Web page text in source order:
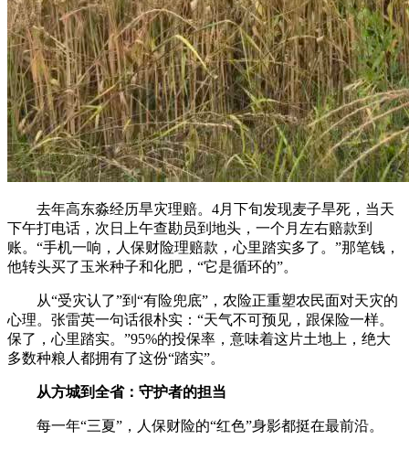
去年高东淼经历旱灾理赔。4月下旬发现麦子旱死，当天
下午打电话，次日上午查勘员到地头，一个月左右赔款到
账。“手机一响，人保财险理赔款，心里踏实多了。”那笔钱，
他转头买了玉米种子和化肥，“它是循环的”。
从“受灾认了”到“有险兜底”，农险正重塑农民面对天灾的
心理。张雷英一句话很朴实：“天气不可预见，跟保险一样。
保了，心里踏实。”95%的投保率，意味着这片土地上，绝大
多数种粮人都拥有了这份“踏实”。
从方城到全省：守护者的担当
每一年“三夏”，人保财险的“红色”身影都挺在最前沿。